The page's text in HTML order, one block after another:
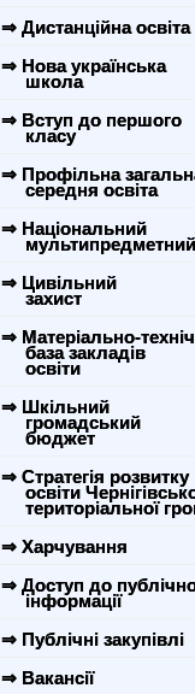
⇒ Дистанційна освіта
⇒ Нова українська
школа
⇒ Вступ до першого
класу
⇒ Профільна
середня освіта
⇒ Національний
мультипредметний
⇒ Цивільний
захист
⇒ Матеріально-
база закладів
освіти
⇒ Шкільний
громадський
бюджет
⇒ Стратегія розвитку
освіти
територіальної
⇒ Харчування
⇒ Доступ до
інформації
⇒ Публічні закупівлі
⇒ Вакансії